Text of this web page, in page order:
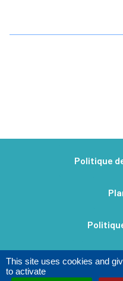
Politique
This site uses cookies and
to activate